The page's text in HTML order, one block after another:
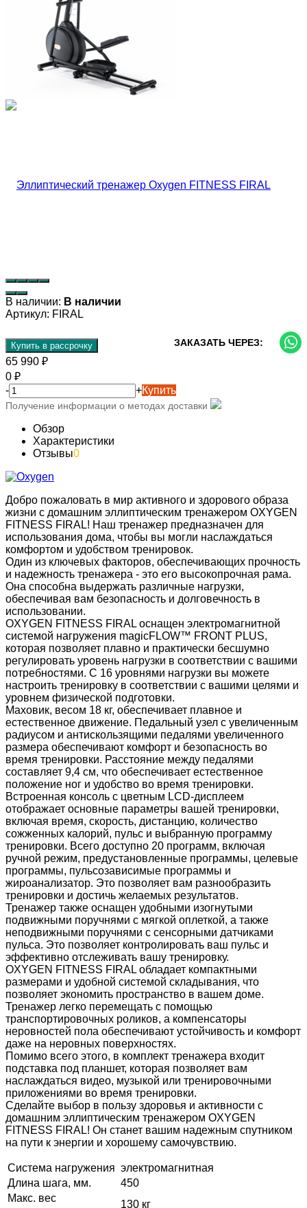
В наличии: В наличии
Артикул: FIRAL
Купить в рассрочку ЗАКАЗАТЬ ЧЕРЕЗ:
65 990 ₽
0 ₽
-
+Купить
Получение информации о методах доставки
Обзор
Характеристики
Отзывы0
Добро пожаловать в мир активного и здорового образа
жизни с домашним эллиптическим тренажером OXYGEN
FITNESS FIRAL! Наш тренажер предназначен для
использования дома, чтобы вы могли наслаждаться
комфортом и удобством тренировок.
Один из ключевых факторов, обеспечивающих прочность
и надежность тренажера - это его высокопрочная рама.
Она способна выдержать различные нагрузки,
обеспечивая вам безопасность и долговечность в
использовании.
OXYGEN FITNESS FIRAL оснащен электромагнитной
системой нагружения magicFLOW™ FRONT PLUS,
которая позволяет плавно и практически бесшумно
регулировать уровень нагрузки в соответствии с вашими
потребностями. С 16 уровнями нагрузки вы можете
настроить тренировку в соответствии с вашими целями и
уровнем физической подготовки.
Маховик, весом 18 кг, обеспечивает плавное и
естественное движение. Педальный узел с увеличенным
радиусом и антискользящими педалями увеличенного
размера обеспечивают комфорт и безопасность во
время тренировки. Расстояние между педалями
составляет 9,4 см, что обеспечивает естественное
положение ног и удобство во время тренировки.
Встроенная консоль с цветным LCD-дисплеем
отображает основные параметры вашей тренировки,
включая время, скорость, дистанцию, количество
сожженных калорий, пульс и выбранную программу
тренировки. Всего доступно 20 программ, включая
ручной режим, предустановленные программы, целевые
программы, пульсозависимые программы и
жироанализатор. Это позволяет вам разнообразить
тренировки и достичь желаемых результатов.
Тренажер также оснащен удобными изогнутыми
подвижными поручнями с мягкой оплеткой, а также
неподвижными поручнями с сенсорными датчиками
пульса. Это позволяет контролировать ваш пульс и
эффективно отслеживать вашу тренировку.
OXYGEN FITNESS FIRAL обладает компактными
размерами и удобной системой складывания, что
позволяет экономить пространство в вашем доме.
Тренажер легко перемещать с помощью
транспортировочных роликов, а компенсаторы
неровностей пола обеспечивают устойчивость и комфорт
даже на неровных поверхностях.
Помимо всего этого, в комплект тренажера входит
подставка под планшет, которая позволяет вам
наслаждаться видео, музыкой или тренировочными
приложениями во время тренировки.
Сделайте выбор в пользу здоровья и активности с
домашним эллиптическим тренажером OXYGEN
FITNESS FIRAL! Он станет вашим надежным спутником
на пути к энергии и хорошему самочувствию.
Система нагружения электромагнитная
Длина шага, мм.
450
Макс. вес
130 кг